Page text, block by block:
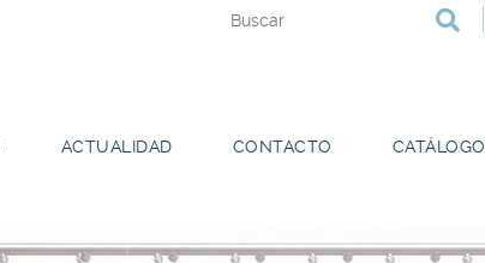
ACTUALIDAD CONTACTO CATÁLOGO